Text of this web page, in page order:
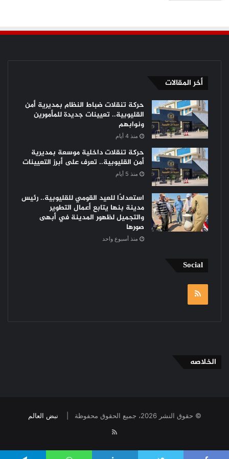
أخر المقالات
حركة تنقلات ضباط النظام بمديرية أمن
القليوبية.. تعيينات جديدة للمأمورين
ونوابهم
منذ 4 أيام
حركة تنقلات داخلية موسعة بمديرية
أمن القليوبية.. تعرف على أبرز التعيينات
منذ 5 أيام
استعدادًا للعيد القومي للقليوبية.. رئيس
مدينة بنها يتابع أعمال التطوير
والتجميل لظهور المدينة في أبهى
صورها
منذ أسبوع واحد
Social
RSS
الخلاصه
© حقوق النشر 2026، جميع الحقوق محفوظة |
نبض العالم
RSS